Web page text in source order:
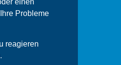
einen
Probleme
reagieren